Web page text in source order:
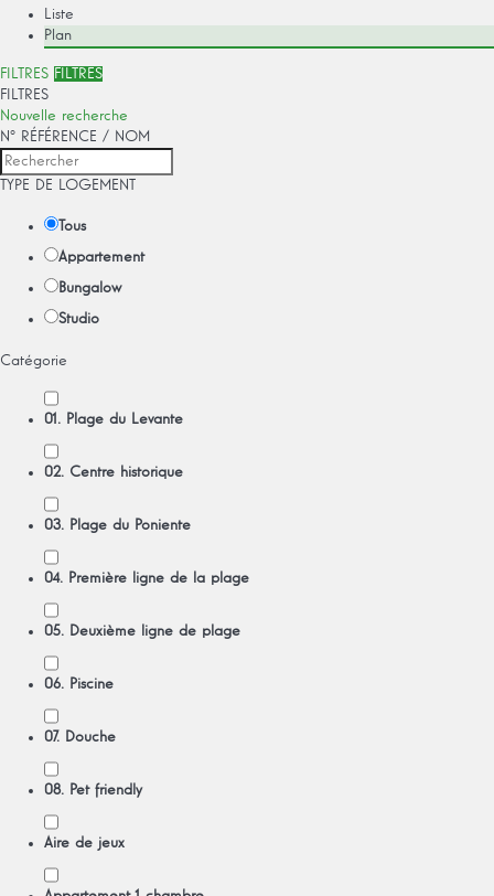
Liste
Plan
FILTRES FILTRES
FILTRES
Nouvelle recherche
Nº RÉFÉRENCE / NOM
TYPE DE LOGEMENT
Tous
Appartement
Bungalow
Studio
Catégorie
01. Plage du Levante
02. Centre historique
03. Plage du Poniente
04. Première ligne de la plage
05. Deuxième ligne de plage
06. Piscine
07. Douche
08. Pet friendly
Aire de jeux